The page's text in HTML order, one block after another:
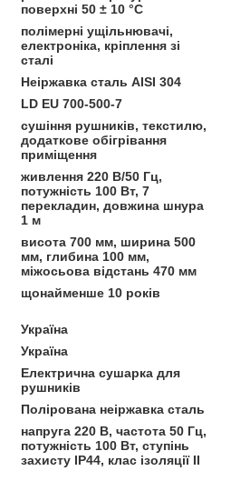
поверхні 50 ± 10 °C
полімерні ущільнювачі,
електроніка, кріплення зі
сталі
Неіржавка сталь AISI 304
LD EU 700-500-7
сушіння рушників, текстилю,
додаткове обігрівання
приміщення
живлення 220 В/50 Гц,
потужність 100 Вт, 7
перекладин, довжина шнура
1 м
висота 700 мм, ширина 500
мм, глибина 100 мм,
міжосьова відстань 470 мм
щонайменше 10 років
Україна
Україна
Електрична сушарка для
рушників
Полірована неіржавка сталь
напруга 220 В, частота 50 Гц,
потужність 100 Вт, ступінь
захисту IP44, клас ізоляції II